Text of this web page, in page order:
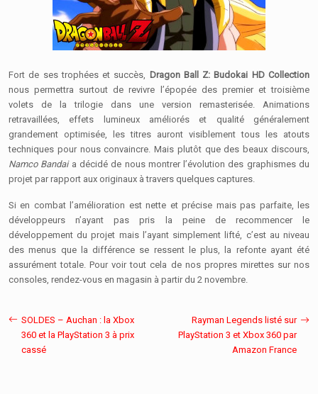
Fort de ses trophées et succès, Dragon Ball Z: Budokai HD Collection
nous permettra surtout de revivre l’épopée des premier et troisième
volets de la trilogie dans une version remasterisée. Animations
retravaillées, effets lumineux améliorés et qualité généralement
grandement optimisée, les titres auront visiblement tous les atouts
techniques pour nous convaincre. Mais plutôt que des beaux discours,
Namco Bandaia décidé de nous montrer l’évolution des graphismes du
projet par rapport aux originaux à travers quelques captures.
Si en combat l’amélioration est nette et précise mais pas parfaite, les
développeurs n’ayant pas pris la peine de recommencer le
développement du projet mais l’ayant simplement lifté, c’est au niveau
des menus que la différence se ressent le plus, la refonte ayant été
assurément totale. Pour voir tout cela de nos propres mirettes sur nos
consoles, rendez-vous en magasin à partir du 2 novembre.
SOLDES – Auchan : la Xbox
360 et la PlayStation 3 à prix
cassé
Rayman Legends listé sur
PlayStation 3 et Xbox 360 par
Amazon France